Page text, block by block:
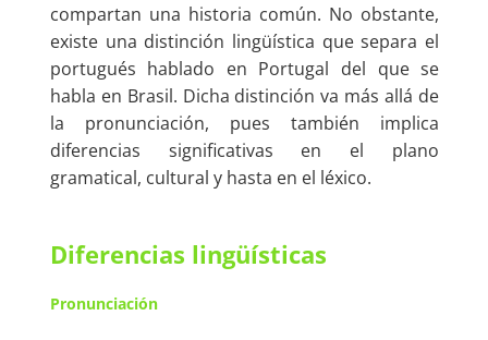
compartan una historia común. No obstante,
existe una distinción lingüística que separa el
portugués hablado en Portugal del que se
habla en Brasil. Dicha distinción va más allá de
la pronunciación, pues también implica
diferencias significativas en el plano
gramatical, cultural y hasta en el léxico.
Diferencias lingüísticas
Pronunciación